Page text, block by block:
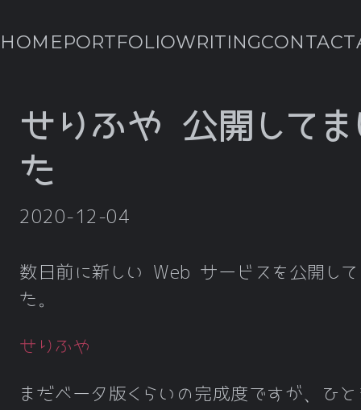
HOMEPORTFOLIOWRITINGCONTACT
せりふや 公開してま
た
2020-12-04
数日前に新しい Web サービスを公開して
た。
せりふや
まだベータ版くらいの完成度ですが、ひと